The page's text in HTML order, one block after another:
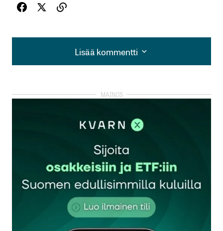
Lisää kommentti
Lisää kommentti
kirjautua
rekisteröityä
Sähköpostiosoitettasi ei julkaista.Pakolliset
kentät on merkitty*